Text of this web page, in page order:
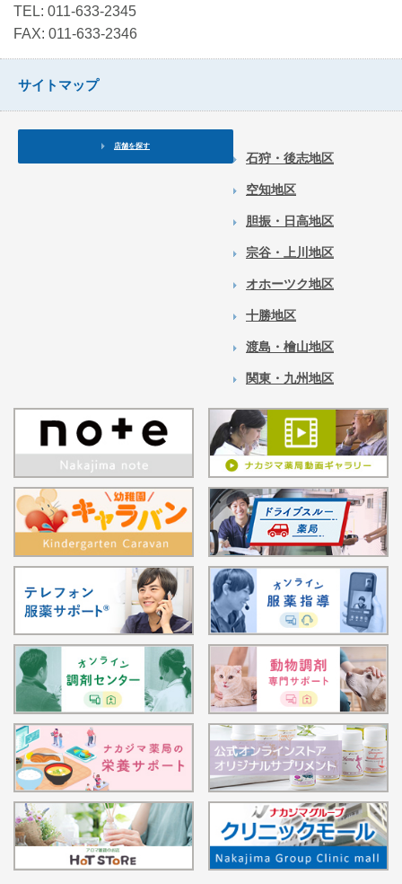
TEL: 011-633-2345
FAX: 011-633-2346
サイトマップ
店舗を探す
石狩・後志地区
空知地区
胆振・日高地区
宗谷・上川地区
オホーツク地区
十勝地区
渡島・檜山地区
関東・九州地区